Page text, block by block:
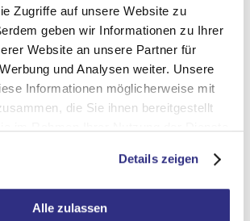
Zugriffe auf unsere Website zu
geben wir Informationen zu Ihrer
Website an unsere Partner für
und Analysen weiter. Unsere
Informationen möglicherweise mit
die Sie ihnen bereitgestellt
Details zeigen
Alle zulassen
8780